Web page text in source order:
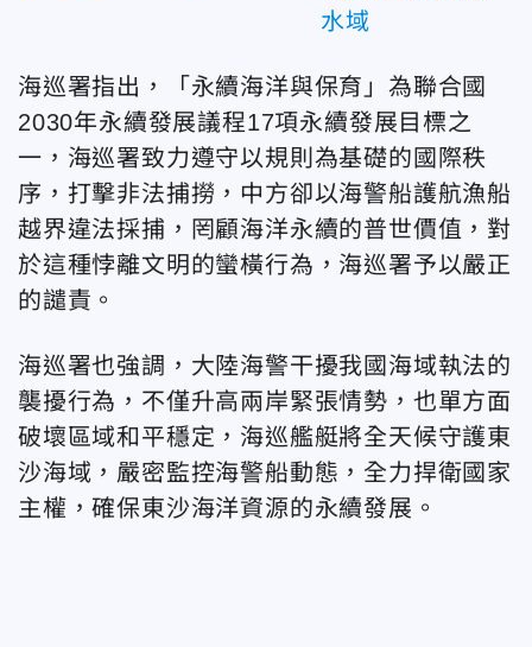
水域
海巡署指出，「永續海洋與保育」為聯合國
2030年永續發展議程17項永續發展目標之
一，海巡署致力遵守以規則為基礎的國際秩
序，打擊非法捕撈，中方卻以海警船護航漁船
越界違法採捕，罔顧海洋永續的普世價值，對
於這種悖離文明的蠻橫行為，海巡署予以嚴正
的譴責。
海巡署也強調，大陸海警干擾我國海域執法的
襲擾行為，不僅升高兩岸緊張情勢，也單方面
破壞區域和平穩定，海巡艦艇將全天候守護東
沙海域，嚴密監控海警船動態，全力捍衛國家
主權，確保東沙海洋資源的永續發展。